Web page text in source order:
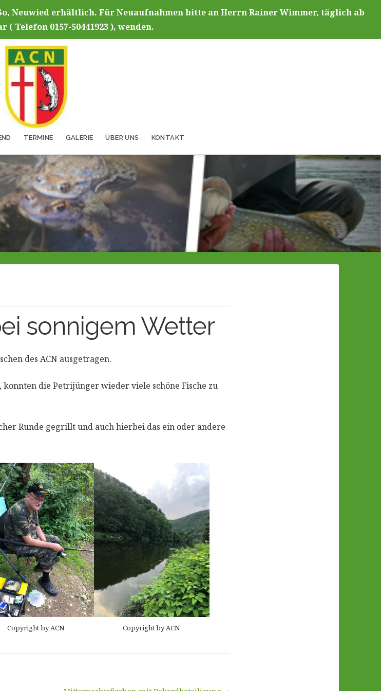
Neuwied erhältlich. Für Neuaufnahmen bitte an Herrn Rainer Wimmer, täglich ab
( Telefon 0157-50441923 ), wenden.
TERMINE GALERIE ÜBER UNS KONTAKT
sonnigem Wetter
des ACN ausgetragen.
die Petrijünger wieder viele schöne Fische zu
Runde gegrillt und auch hierbei das ein oder andere
Copyright by ACN Copyright by ACN